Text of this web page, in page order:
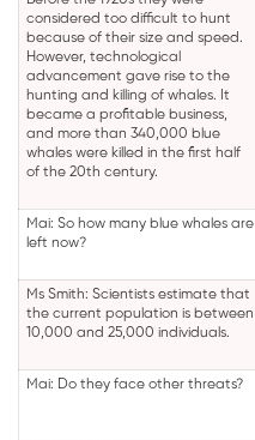
considered too difficult to hunt
because of their size and speed.
However, technological
advancement gave rise to the
hunting and killing of whales. It
became a profitable business,
and more than 340,000 blue
whales were killed in the first half
of the 20th century.
Mai: So how many blue whales are
left now?
Ms Smith: Scientists estimate that
the current population is between
10,000 and 25,000 individuals.
Mai: Do they face other threats?